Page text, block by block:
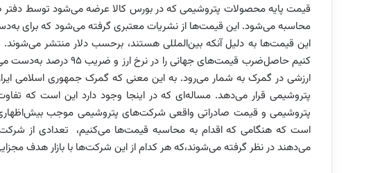
قیمت پایه محصولات پتروشیمی که در بورس کالا عرضه می‌شود توسط
محاسبه می‌شود. این قیمت‌ها از نشریات معتبری گرفته می‌شود که برای
این قیمت‌ها به دلیل آنکه بین‌المللی هستند، برحسب دلار منتشر
کنیم حاصل‌ضرب قیمت‌های
پتروشیمی قرار می‌دهد. مساله‌ای که در اینجا وجود دارد این است که
پتروشیمی و قیمت صادراتی واقعی شرکت‌های پتروشیمی موجب
است که هنگامی که اقدام به محاسبه قیمت‌ها می‌کنیم، تعدادی از
می‌دهند در نظر گرفته می‌شوند،که هر کدام از این شرکت‌ها با بازار هدف